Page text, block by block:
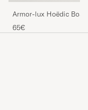
Armor-lux Hoëdic
Héritage Stripe T-shirt
65€